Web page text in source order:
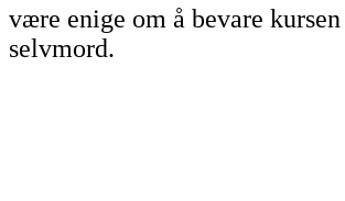
være enige om å bevare
selvmord.